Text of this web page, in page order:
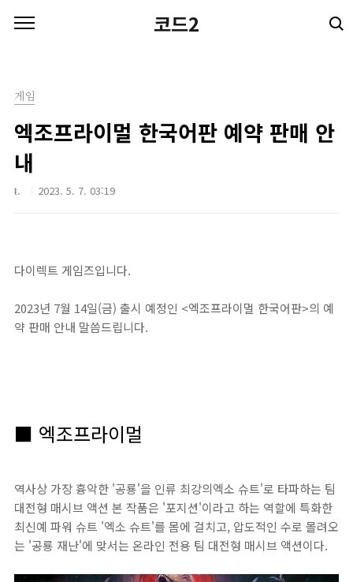
코드2
게임
엑조프라이멀 한국어판 예약 판매 안
내
ŧ. 2023. 5. 7. 03:19
다이렉트 게임즈입니다.
2023년 7월 14일(금) 출시 예정인 <엑조프라이멀 한국어판>의 예
약 판매 안내 말씀드립니다.
■ 엑조프라이멀
역사상 가장 흉악한 '공룡'을 인류 최강의엑소 슈트'로 타파하는 팀
대전형 매시브 액션 본 작품은 '포지션'이라고 하는 역할에 특화한
최신예 파워 슈트 '엑소 슈트'를 몸에 걸치고, 압도적인 수로 몰려오
는 '공룡 재난'에 맞서는 온라인 전용 팀 대전형 매시브 액션이다.